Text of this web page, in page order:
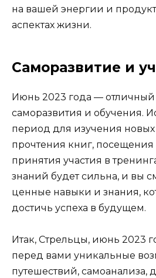
на вашей энергии и
аспектах жизни.
Саморазвитие и
Июнь 2023 года —
саморазвития и обучения.
период для изучения
прочтения книг, посещения
принятия участия в
знаний будет сильна, и вы
ценные навыки и знания,
достичь успеха в будущем.
Итак, Стрельцы, июнь 2023
перед вами уникальные
путешествий, самоанализа,